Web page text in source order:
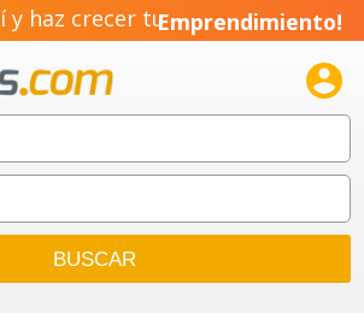
y haz crecer tuEmprendimiento!
